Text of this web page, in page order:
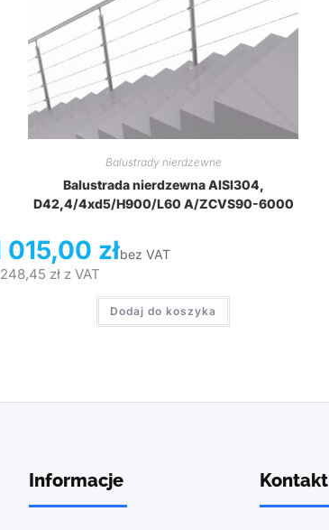
Balustrady nierdzewne
Balustrada nierdzewna AISI304,
D42,4/4xd5/H900/L60 A/ZCVS90-6000
015,00 złbez VAT
złz VAT
Dodaj do koszyka
Informacje Kontakt